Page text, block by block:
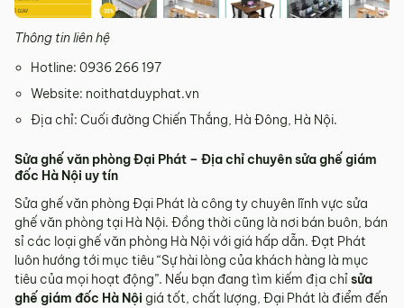
Thông tin liên hệ
Hotline: 0936 266 197
Website: noithatduyphat.vn
Địa chỉ: Cuối đường Chiến Thắng, Hà Đông, Hà Nội.
Sửa ghế văn phòng Đại Phát – Địa chỉ chuyên sửa ghế giám
đốc Hà Nội uy tín
Sửa ghế văn phòng Đại Phát là công ty chuyên lĩnh vực sửa
ghế văn phòng tại Hà Nội. Đồng thời cũng là nơi bán buôn, bán
sỉ các loại ghế văn phòng Hà Nội với giá hấp dẫn. Đạt Phát
luôn hướng tới mục tiêu “Sự hài lòng của khách hàng là mục
tiêu của mọi hoạt động”. Nếu bạn đang tìm kiếm địa chỉsửa
ghế giám đốc Hà Nội giá tốt, chất lượng, Đại Phát là điểm đến